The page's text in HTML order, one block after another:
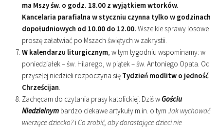
ma Mszy św. o godz. 18.00 z wyjątkiem wtorków.
Kancelaria parafialna w styczniu czynna tylko w godzinach
dopołudniowych od 10.00 do 12.00. Wszelkie sprawy losowe
proszę załatwiać po Mszach świętych w zakrystii.
W kalendarzu liturgicznym, w tym tygodniu wspominamy: w
poniedziałek – św. Hilarego, w piątek – św. Antoniego Opata. Od
przyszłej niedzieli rozpoczyna się Tydzień modlitw o jedność
Chrześcijan.
Zachęcam do czytania prasy katolickiej: Dziś wGościu
Niedzielnym bardzo ciekawe artykuły m.in. o tym Jak wychować
wierzące dziecko? iCo zrobić, aby dorastające dzieci nie